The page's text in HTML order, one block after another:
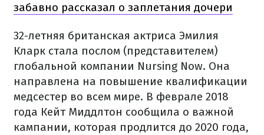
забавно рассказал о заплетания дочери
32-летняя британская актриса Эмилия
Кларк стала послом (представителем)
глобальной компании Nursing Now. Она
направлена на повышение квалификации
медсестер во всем мире. В феврале 2018
года Кейт Миддлтон сообщила о важной
кампании, которая продлится до 2020 года,